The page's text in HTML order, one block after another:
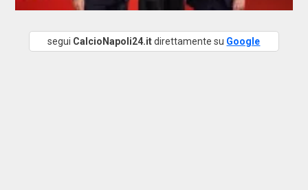
segui CalcioNapoli24.itdirettamente su Google